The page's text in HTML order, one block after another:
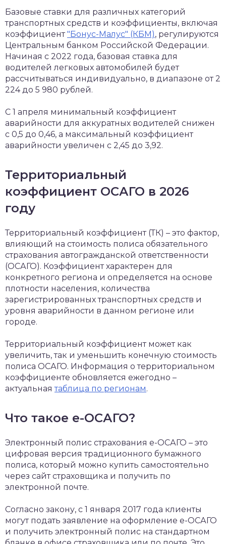
Базовые ставки для различных категорий
транспортных средств и коэффициенты, включая
коэффициент"Бонус-Малус" (КБМ), регулируются
Центральным банком Российской Федерации.
Начиная с 2022 года, базовая ставка для
водителей легковых автомобилей будет
рассчитываться индивидуально, в диапазоне от 2
224 до 5 980 рублей.
С 1 апреля минимальный коэффициент
аварийности для аккуратных водителей снижен
с 0,5 до 0,46, а максимальный коэффициент
аварийности увеличен с 2,45 до 3,92.
Территориальный
коэффициент ОСАГО в 2026
году
Территориальный коэффициент (ТК) – это фактор,
влияющий на стоимость полиса обязательного
страхования автогражданской ответственности
(ОСАГО). Коэффициент характерен для
конкретного региона и определяется на основе
плотности населения, количества
зарегистрированных транспортных средств и
уровня аварийности в данном регионе или
городе.
Территориальный коэффициент может как
увеличить, так и уменьшить конечную стоимость
полиса ОСАГО. Информация о территориальном
коэффициенте обновляется ежегодно –
актуальнаятаблица по регионам.
Что такое е-ОСАГО?
Электронный полис страхования е-ОСАГО – это
цифровая версия традиционного бумажного
полиса, который можно купить самостоятельно
через сайт страховщика и получить по
электронной почте.
Согласно закону, с 1 января 2017 года клиенты
могут подать заявление на оформление е-ОСАГО
и получить электронный полис на стандартном